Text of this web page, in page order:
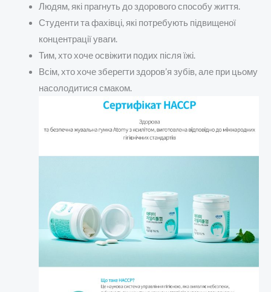
Людям, які прагнуть до здорового способу життя.
Студенти та фахівці, які потребують підвищеної
концентрації уваги.
Тим, хто хоче освіжити подих після їжі.
Всім, хто хоче зберегти здоров’я зубів, але при цьому
насолодитися смаком.